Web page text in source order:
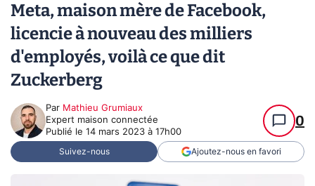
Meta, maison mère de Facebook,
licencie à nouveau des milliers
d'employés, voilà ce que dit
Zuckerberg
Par Mathieu Grumiaux
Expert maison connectée
Publié le 14 mars 2023 à 17h00
0
Suivez-nous Ajoutez-nous en favori